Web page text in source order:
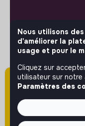
Attention cette
plus de 60 jours
doute expirée
SUIVEZ-
© 2026 jobs that
Nous utilisons
d'améliorer la
usage et pour le
Cliquez sur
utilisateur sur notre
Paramètres des